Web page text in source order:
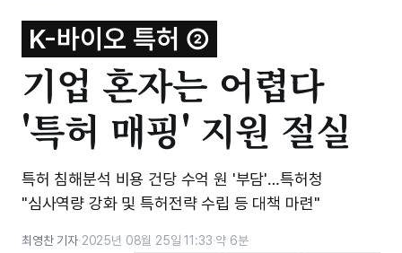
K-바이오 특허 ②
기업 혼자는 어렵다
'특허 매핑' 지원 절실
특허 침해분석 비용 건당 수억 원 '부담'…특허청
"심사역량 강화 및 특허전략 수립 등 대책 마련"
최영찬 기자·2025년 08월 25일 11:33·약 6분